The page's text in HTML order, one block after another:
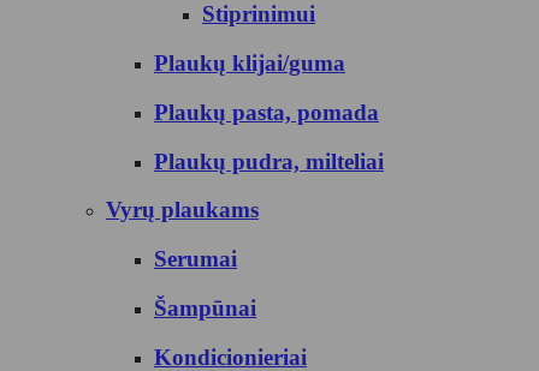
Stiprinimui
Plaukų klijai/guma
Plaukų pasta, pomada
Plaukų pudra, milteliai
Vyrų plaukams
Serumai
Šampūnai
Kondicionieriai